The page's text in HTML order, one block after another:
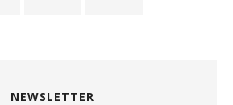
NEWSLETTER